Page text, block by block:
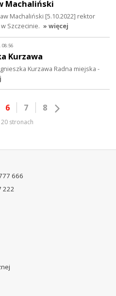
Machaliński
Machaliński [5.10.2022] rektor
Szczecinie. » więcej
08:56
Kurzawa
Kurzawa Radna miejska -
6 7 8
stronach
666
222